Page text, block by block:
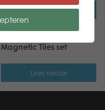
Lees verder
Magnetic Tiles set
Lees verder